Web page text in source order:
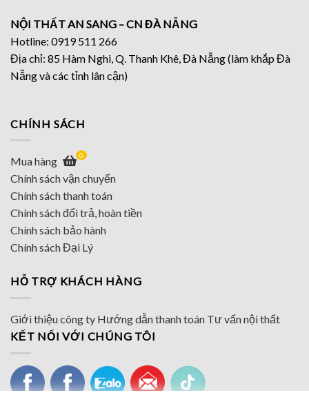
NỘI THẤT AN SANG – CN ĐÀ NẴNG
Hotline: 0919 511 266
Địa chỉ: 85 Hàm Nghi, Q. Thanh Khê, Đà Nẵng (làm khắp Đà
Nẵng và các tỉnh lân cận)
CHÍNH SÁCH
Mua hàng 0
Chính sách vận chuyển
Chính sách thanh toán
Chính sách đổi trả, hoàn tiền
Chính sách bảo hành
Chính sách Đại Lý
HỖ TRỢ KHÁCH HÀNG
Giới thiệu công ty Hướng dẫn thanh toán Tư vấn nội thất
KẾT NỐI VỚI CHÚNG TÔI